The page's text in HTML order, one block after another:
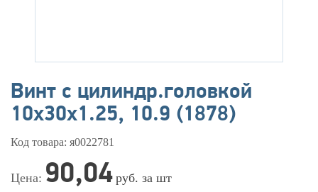
Винт с цилиндр.головкой
10х30х1.25, 10.9 (1878)
Код товара: я0022781
Цена: 90,04 руб. за шт